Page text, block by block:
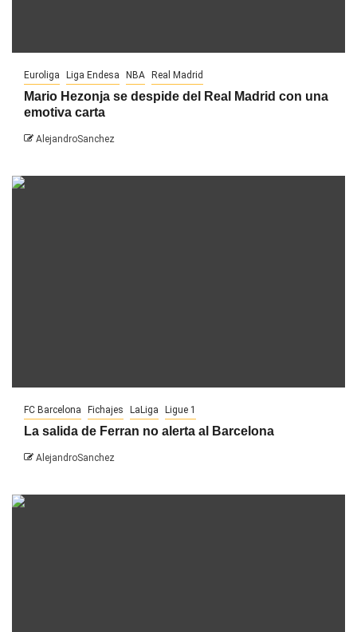
Euroliga Liga Endesa NBA Real Madrid
Mario Hezonja se despide del Real Madrid con una
emotiva carta
AlejandroSanchez
FC Barcelona Fichajes LaLiga Ligue 1
La salida de Ferran no alerta al Barcelona
AlejandroSanchez